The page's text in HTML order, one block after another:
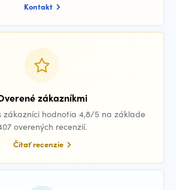
Kontakt
zákazníkmi
zákazníci hodnotia 4,8/5 na základe
overených recenzií.
Čítať recenzie